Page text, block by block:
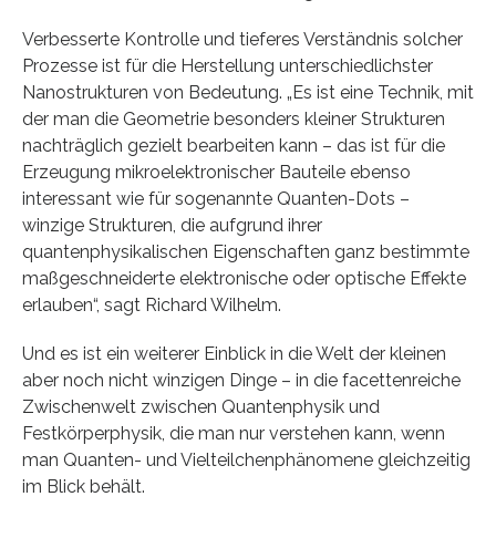
Verbesserte Kontrolle und tieferes Verständnis solcher
Prozesse ist für die Herstellung unterschiedlichster
Nanostrukturen von Bedeutung. „Es ist eine Technik, mit
der man die Geometrie besonders kleiner Strukturen
nachträglich gezielt bearbeiten kann – das ist für die
Erzeugung mikroelektronischer Bauteile ebenso
interessant wie für sogenannte Quanten-Dots –
winzige Strukturen, die aufgrund ihrer
quantenphysikalischen Eigenschaften ganz bestimmte
maßgeschneiderte elektronische oder optische Effekte
erlauben“, sagt Richard Wilhelm.
Und es ist ein weiterer Einblick in die Welt der kleinen
aber noch nicht winzigen Dinge – in die facettenreiche
Zwischenwelt zwischen Quantenphysik und
Festkörperphysik, die man nur verstehen kann, wenn
man Quanten- und Vielteilchenphänomene gleichzeitig
im Blick behält.